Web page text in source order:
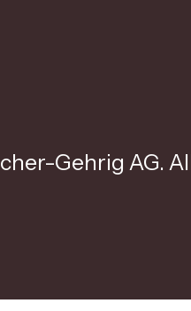
Gehrig AG.